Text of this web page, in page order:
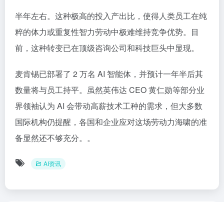
半年左右。这种极高的投入产出比，使得人类员工在纯
粹的体力或重复性智力劳动中极难维持竞争优势。目
前，这种转变已在顶级咨询公司和科技巨头中显现。
麦肯锡已部署了 2 万名 AI 智能体，并预计一年半后其
数量将与员工持平。虽然英伟达 CEO 黄仁勋等部分业
界领袖认为 AI 会带动高薪技术工种的需求，但大多数
国际机构仍提醒，各国和企业应对这场劳动力海啸的准
备显然还不够充分。。
AI资讯